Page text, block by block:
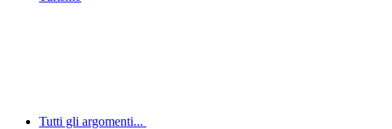
Tutti gli argomenti...